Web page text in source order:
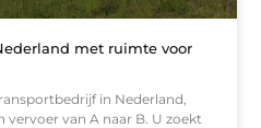
met ruimte voor
in Nederland,
van A naar B. U zoekt